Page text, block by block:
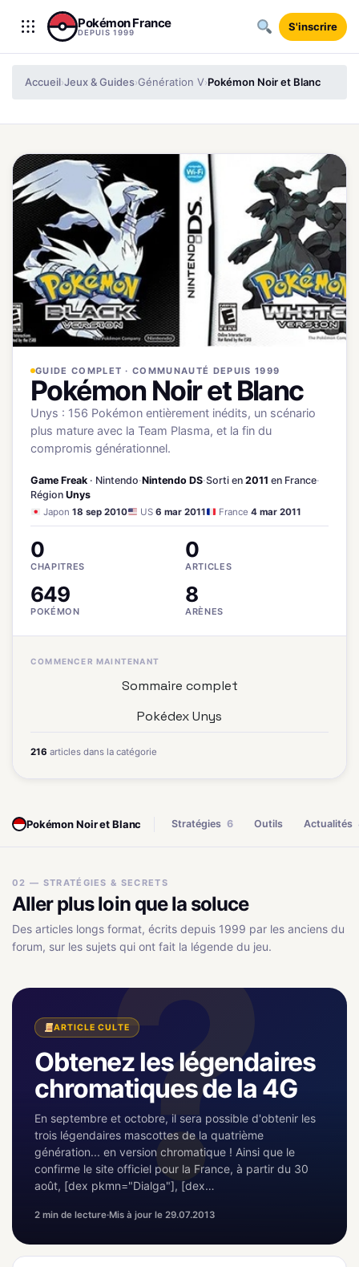
Aller au contenu
Pokémon France
DEPUIS 1999 S'inscrire
Accueil›Jeux & Guides›Génération V›Pokémon Noir et Blanc
GUIDE COMPLET · COMMUNAUTÉ DEPUIS 1999
Pokémon Noir et Blanc
Unys : 156 Pokémon entièrement inédits, un scénario
plus mature avec la Team Plasma, et la fin du
compromis générationnel.
Game Freak · Nintendo·Nintendo DS·Sorti en 2011 en France·
Région Unys
Japon18 sep 2010 US6 mar 2011 France4 mar 2011
0
CHAPITRES
0
ARTICLES
649
POKÉMON
8
ARÈNES
COMMENCER MAINTENANT
Sommaire complet
Pokédex Unys
216 articles dans la catégorie
Pokémon Noir et Blanc Stratégies 6 Outils Actualités
02 — STRATÉGIES & SECRETS
Aller plus loin que la soluce
Des articles longs format, écrits depuis 1999 par les anciens du
forum, sur les sujets qui ont fait la légende du jeu.
ARTICLE CULTE
Obtenez les légendaires
chromatiques de la 4G
En septembre et octobre, il sera possible d'obtenir les
trois légendaires mascottes de la quatrième
génération... en version chromatique ! Ainsi que le
confirme le site officiel pour la France, à partir du 30
août, [dex pkmn="Dialga"], [dex…
2 min de lecture·Mis à jour le 29.07.2013